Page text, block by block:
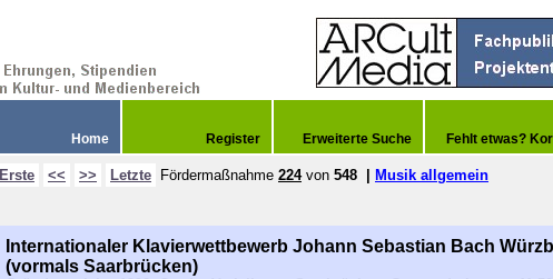
Home Register Erweiterte Suche Fehlt etwas?
Erste << >> Letzte Fördermaßnahme 224von 548 Musik allgemein
Internationaler Klavierwettbewerb Johann Sebastian Bach
(vormals Saarbrücken)